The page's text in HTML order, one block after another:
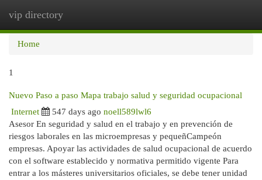
vip directory
Home
1
Nuevo Paso a paso Mapa trabajo salud y seguridad ocupacional
Internet 547 days ago noell589lwl6
Asesor En seguridad y salud en el trabajo y en prevención de
riesgos laborales en las microempresas y pequeñCampeón
empresas. Apoyar las actividades de salud ocupacional de acuerdo
con el software establecido y normativa permitido vigente Para
entrar a los másteres universitarios oficiales, se debe tener unidad